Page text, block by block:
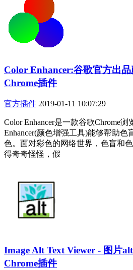
Color Enhancer:谷歌官方出
Chrome插件
官方插件 2019-01-11 10:07:29
Color Enhancer是一款谷歌Chrome
Enhancer(颜色增强工具)能够帮助
色。面对彩色的网络世界，色盲和
得奇奇怪怪，假
Image Alt Text Viewer - 图片
Chrome插件